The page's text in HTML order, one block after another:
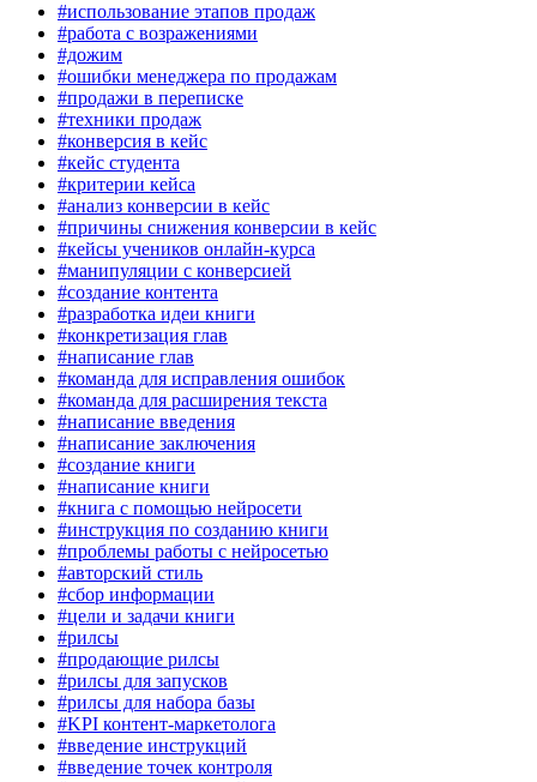
#использование этапов продаж
#работа с возражениями
#дожим
#ошибки менеджера по продажам
#продажи в переписке
#техники продаж
#конверсия в кейс
#кейс студента
#критерии кейса
#анализ конверсии в кейс
#причины снижения конверсии в кейс
#кейсы учеников онлайн-курса
#манипуляции с конверсией
#создание контента
#разработка идеи книги
#конкретизация глав
#написание глав
#команда для исправления ошибок
#команда для расширения текста
#написание введения
#написание заключения
#создание книги
#написание книги
#книга с помощью нейросети
#инструкция по созданию книги
#проблемы работы с нейросетью
#авторский стиль
#сбор информации
#цели и задачи книги
#рилсы
#продающие рилсы
#рилсы для запусков
#рилсы для набора базы
#KPI контент-маркетолога
#введение инструкций
#введение точек контроля